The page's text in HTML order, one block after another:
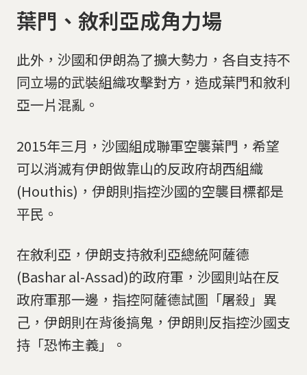
葉門、敘利亞成角力場
​​​​​​​​​​​​​​​​​​​​​此外，沙國和伊朗為了擴大勢力，各自支持不
同立場的武裝組織攻擊對方，造成葉門和敘利
亞一片混亂。
2015年三月，沙國組成聯軍空襲葉門，希望
可以消滅有伊朗做靠山的反政府胡西組織
(Houthis)，伊朗則指控沙國的空襲目標都是
平民。
在敘利亞，伊朗支持敘利亞總統阿薩德
(Bashar al-Assad)的政府軍，沙國則站在反
政府軍那一邊，指控阿薩德試圖「屠殺」異
己，伊朗則在背後搞鬼，伊朗則反指控沙國支
持「恐怖主義」。